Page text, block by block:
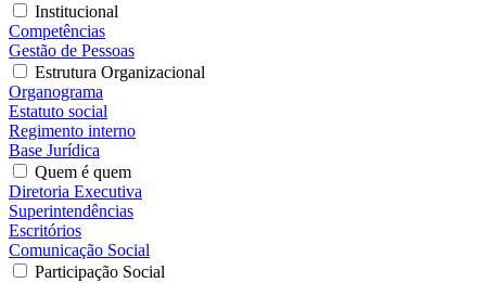
Institucional
Competências
Gestão de Pessoas
Estrutura Organizacional
Organograma
Estatuto social
Regimento interno
Base Jurídica
Quem é quem
Diretoria Executiva
Superintendências
Escritórios
Comunicação Social
Participação Social